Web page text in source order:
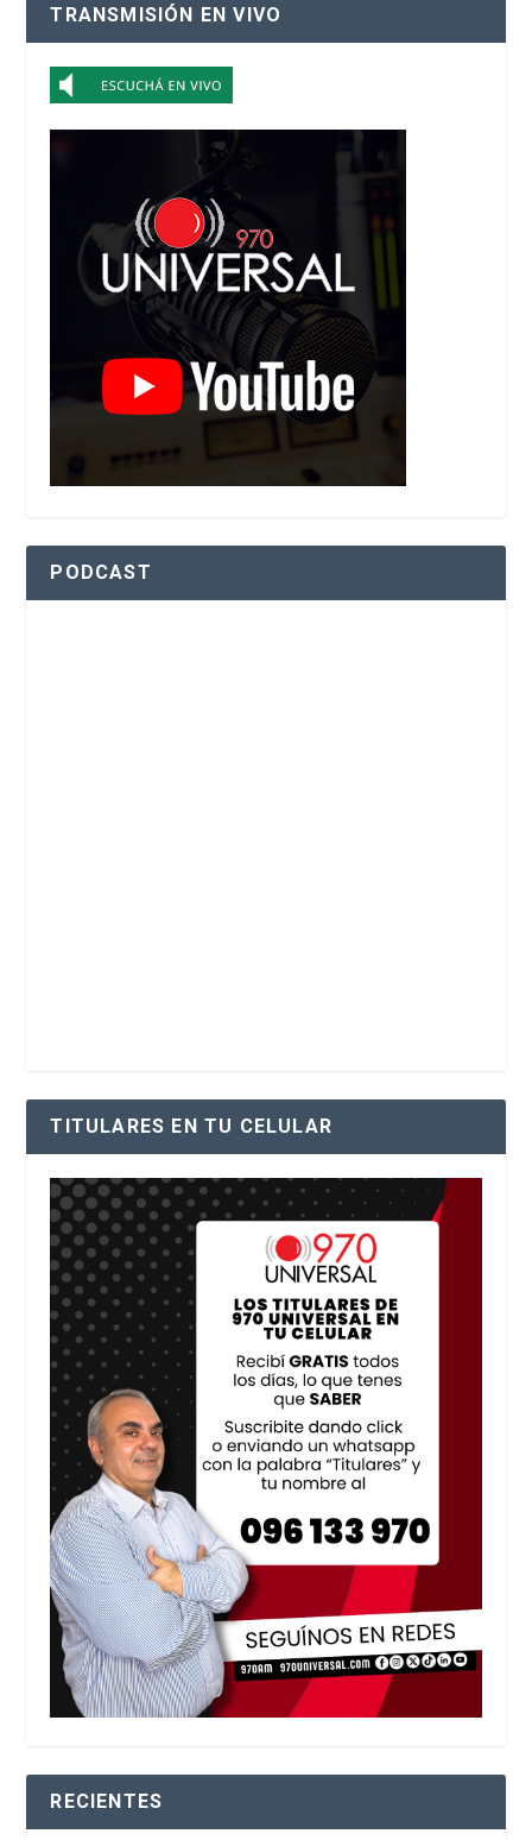
TRANSMISIÓN EN VIVO
PODCAST
TITULARES EN TU CELULAR
RECIENTES